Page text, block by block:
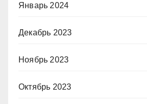
Январь 2024
Декабрь 2023
Ноябрь 2023
Октябрь 2023